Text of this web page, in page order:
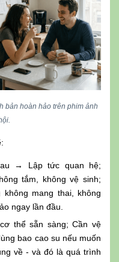
bản hoàn hảo trên phim ảnh
→ Lập tức quan hệ;
tắm, không vệ sinh;
mang thai, không
ngay lần đầu.
thể sẵn sàng; Cần vệ
bao cao su nếu muốn
về - và đó là quá trình